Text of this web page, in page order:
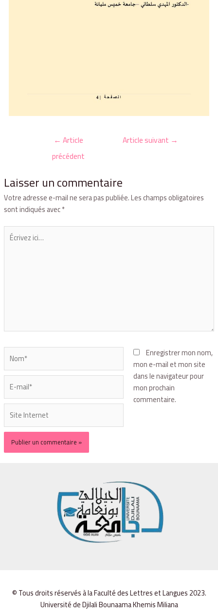
← Article
précédent
Article suivant →
Laisser un commentaire
Votre adresse e-mail ne sera pas publiée.Les champs obligatoires
sont indiqués avec*
Enregistrer mon nom,
mon e-mail et mon site
dans le navigateur pour
mon prochain
commentaire.
© Tous droits réservés à la Faculté des Lettres et Langues 2023.
Université de Djilali Bounaama Khemis Miliana